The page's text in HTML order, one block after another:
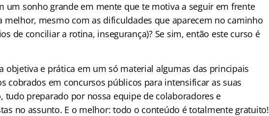
um sonho grande em mente que te motiva a seguir em frente
melhor, mesmo com as dificuldades que aparecem no caminho
de conciliar a rotina, insegurança)? Se sim, então este curso é
objetiva e prática em um só material algumas das principais
cobrados em concursos públicos para intensificar as suas
tudo preparado por nossa equipe de colaboradores e
no assunto. E o melhor: todo o conteúdo é totalmente gratuito!